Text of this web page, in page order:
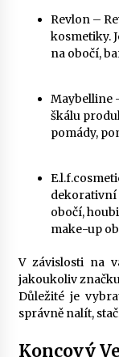
Revlon –
kosmetiky.
na obočí,
Maybelline
škálu
pomády,
dekorativní
obočí,
make-up
V závislosti na
jakoukoliv
Důležité je
správně nalít,
Koncový